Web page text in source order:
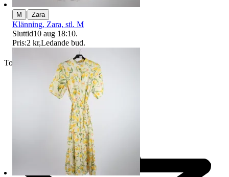
Toppsäljare
M | Zara
Klänning, Zara, stl. M
Sluttid10 aug 18:10.
Pris:2 kr,Ledande bud.